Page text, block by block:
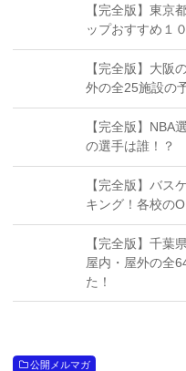
【完全版】東京
ップおすすめ１
【完全版】大阪
外の全25施設の
【完全版】NBA
の選手は誰！？
【完全版】バス
キング！各校の
【完全版】千葉
屋内・屋外の全
た！
公開メルマガ